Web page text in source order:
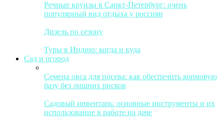
Речные круизы в Санкт-Петербург: очень
популярный вид отдыха у россиян
Дизель по сезону
Туры в Индию: когда и куда
Сад и огород
Семена овса для посева: как обеспечить кормовую
базу без лишних рисков
Садовый инвентарь: основные инструменты и их
использование в работе на даче